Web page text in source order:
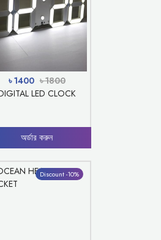
৳ 1400 ৳ 1800
LED CLOCK
অর্ডার করুন
Discount -10%